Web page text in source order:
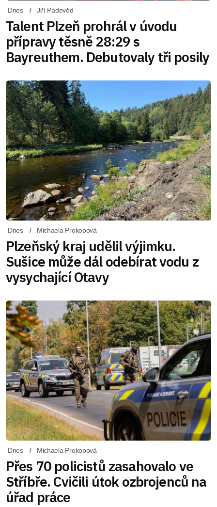
Dnes Jiří Padevěd
Talent Plzeň prohrál v úvodu
přípravy těsně 28:29 s
Bayreuthem. Debutovaly tři posily
Dnes Michaela Prokopová
Plzeňský kraj udělil výjimku.
Sušice může dál odebírat vodu z
vysychající Otavy
Dnes Michaela Prokopová
Přes 70 policistů zasahovalo ve
Stříbře. Cvičili útok ozbrojenců na
úřad práce